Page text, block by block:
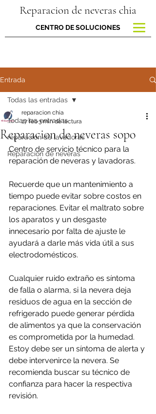
Reparacion de neveras chia
CENTRO DE SOLUCIONES
Entrada
Todas las entradas
reparacion de lavadoras
Reparación de neveras
Todas las entradas
Reparacion de neveras sopo
reparacion chia
27 feb3 min de lectura
Centro de servicio técnico para la
reparación de neveras y lavadoras.
Recuerde que un mantenimiento a
tiempo puede evitar sobre costos en
reparaciones. Evitar el maltrato sobre
los aparatos y un desgaste
innecesario por falta de ajuste le
ayudará a darle más vida útil a sus
electrodomésticos.
Cualquier ruido extraño es síntoma
de falla o alarma, si la nevera deja
residuos de agua en la sección de
refrigerado puede generar pérdida
de alimentos ya que la conservación
es comprometida por la humedad.
Estoy debe ser un síntoma de alerta y
debe intervenirce la nevera. Se
recomienda buscar su técnico de
confianza para hacer la respectiva
revisión.